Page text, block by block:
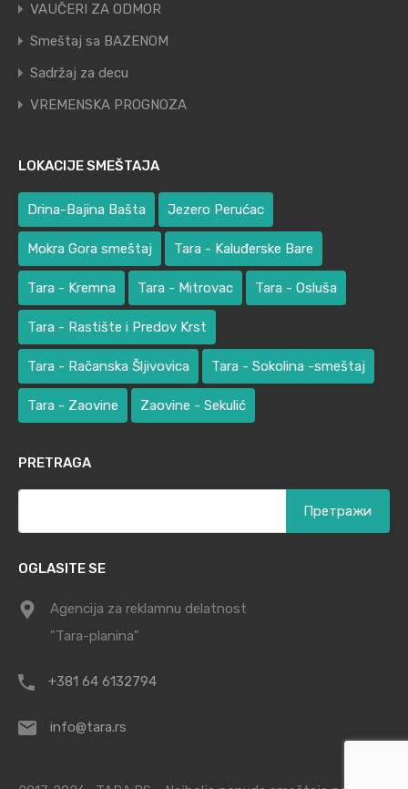
VAUČERI ZA ODMOR
Smeštaj sa BAZENOM
Sadržaj za decu
VREMENSKA PROGNOZA
LOKACIJE SMEŠTAJA
Drina-Bajina Bašta Jezero Perućac
Mokra Gora smeštaj Tara - Kaluđerske Bare
Tara - Kremna Tara - Mitrovac Tara - Osluša
Tara - Rastište i Predov Krst
Tara - Račanska Šljivovica Tara - Sokolina -smeštaj
Tara - Zaovine Zaovine - Sekulić
PRETRAGA
OGLASITE SE
Agencija za reklamnu delatnost
"Tara-planina"
+381 64 6132794
info@tara.rs